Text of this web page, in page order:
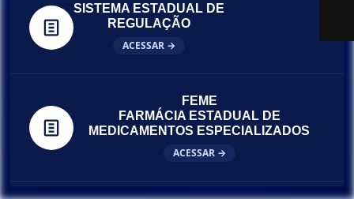
SISTEMA ESTADUAL DE
REGULAÇÃO
ACESSAR →
FEME
FARMÁCIA ESTADUAL DE
MEDICAMENTOS ESPECIALIZADOS
ACESSAR →